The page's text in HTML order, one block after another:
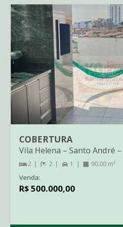
COBERTURA
Vila Helena – Santo André –
2 2 1 90.00 m²
Venda:
R$ 500.000,00